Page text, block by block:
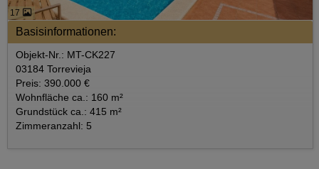
17
Basisinformationen:
Objekt-Nr.: MT-CK227
03184 Torrevieja
Preis: 390.000 €
Wohnfläche ca.: 160 m²
Grundstück ca.: 415 m²
Zimmeranzahl: 5